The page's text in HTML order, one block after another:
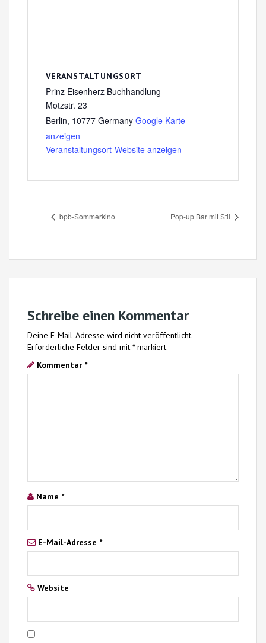
VERANSTALTUNGSORT
Prinz Eisenherz Buchhandlung
Motzstr. 23
Berlin, 10777 Germany Google Karte
anzeigen
Veranstaltungsort-Website anzeigen
bpb-Sommerkino Pop-up Bar mit Stil
Schreibe einen Kommentar
Deine E-Mail-Adresse wird nicht veröffentlicht.
Erforderliche Felder sind mit *markiert
Kommentar *
Name *
E-Mail-Adresse *
Website